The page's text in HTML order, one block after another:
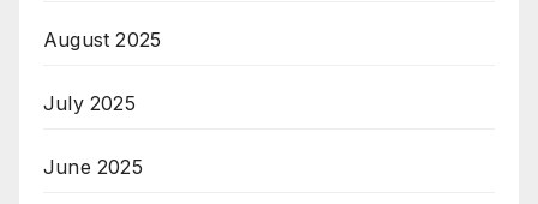
August 2025
July 2025
June 2025